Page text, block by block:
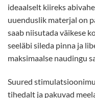
ideaalselt kiireks
uuenduslik materjal on
saab niisutada väikese
seeläbi sileda pinna ja
maksimaalse naudingu
Suured
tihedalt ja pakuvad